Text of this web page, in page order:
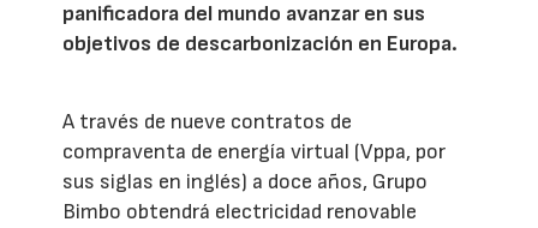
panificadora del mundo avanzar en sus
objetivos de descarbonización en Europa.
A través de nueve contratos de
compraventa de energía virtual (Vppa, por
sus siglas en inglés) a doce años, Grupo
Bimbo obtendrá electricidad renovable